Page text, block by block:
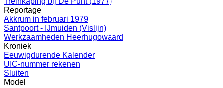
Reportage
Akkrum in februari 1979
Santpoort - IJmuiden (Vislijn)
Werkzaamheden Heerhugowaard
Kroniek
Eeuwigdurende Kalender
UIC-nummer rekenen
Sluiten
Model